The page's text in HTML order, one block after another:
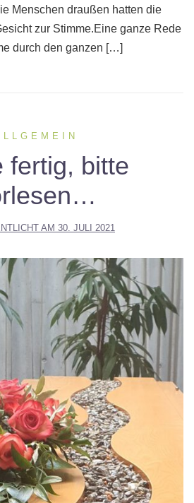
Menschen draußen hatten die
zur Stimme.Eine ganze Rede
durch den ganzen […]
fertig, bitte
AM 30. JULI 2021